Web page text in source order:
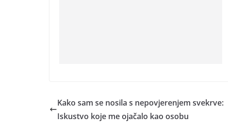
Kako sam se nosila s nepovjerenjem svekrve:
Iskustvo koje me ojačalo kao osobu